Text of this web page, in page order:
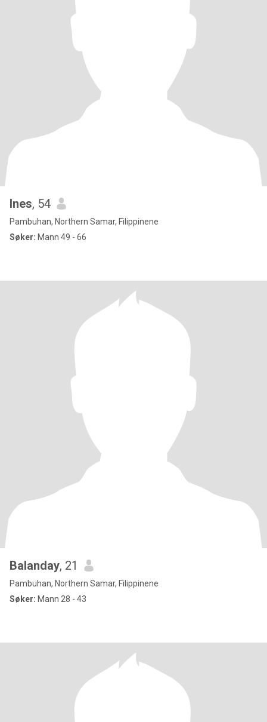
Ines, 54
Pambuhan, Northern Samar, Filippinene
Søker: Mann 49 - 66
Balanday, 21
Pambuhan, Northern Samar, Filippinene
Søker: Mann 28 - 43